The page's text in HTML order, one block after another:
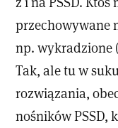
przechowywane
np. wykradzione
Tak, ale tu w
rozwiązania,
nośników PSSD,